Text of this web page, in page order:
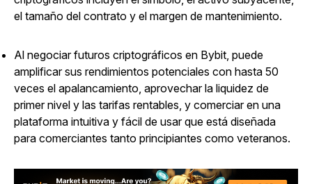
el tamaño del contrato y el margen de mantenimiento.
Al negociar futuros criptográficos en Bybit, puede
amplificar sus rendimientos potenciales con hasta 50
veces el apalancamiento, aprovechar la liquidez de
primer nivel y las tarifas rentables, y comerciar en una
plataforma intuitiva y fácil de usar que está diseñada
para comerciantes tanto principiantes como veteranos.